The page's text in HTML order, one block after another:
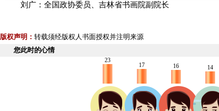
刘广：全国政协委员、 吉林省书画院副院长
版权声明： 转载须经版权人书面授权并注明来源
您此时的心情
23
17 16 14